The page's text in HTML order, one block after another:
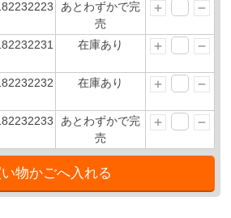
あとわずかで完
売
在庫あり
在庫あり
あとわずかで完
売